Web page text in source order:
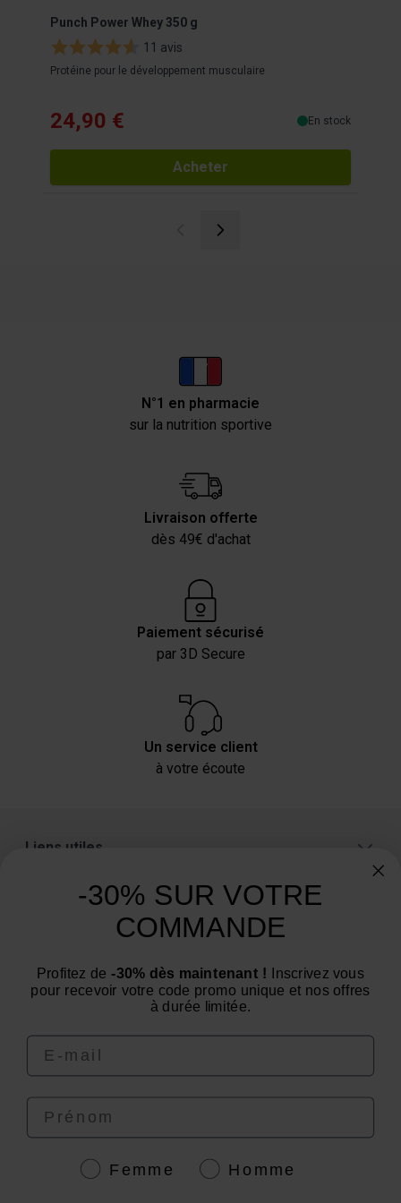
Punch Power Whey 350 g
11 avis
Protéine pour le développement musculaire
24,90 € En stock
Acheter
N°1 en pharmacie
sur la nutrition sportive
Livraison offerte
dès 49€ d'achat
Paiement sécurisé
par 3D Secure
Un service client
à votre écoute
Liens utiles
Nous contacter par email
-30% SUR VOTRE
COMMANDE
Profitez de -30% dès maintenant ! Inscrivez vous
pour recevoir votre code promo unique et nos offres
à durée limitée.
Email
Prénom
GenreFemme Homme